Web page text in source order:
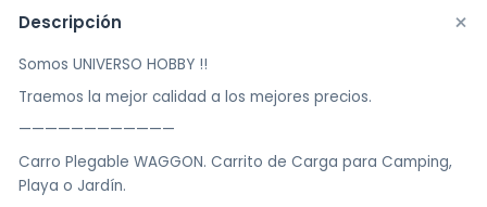
Descripción +
Somos UNIVERSO HOBBY !!
Traemos la mejor calidad a los mejores precios.
————————————
Carro Plegable WAGGON. Carrito de Carga para Camping,
Playa o Jardín.